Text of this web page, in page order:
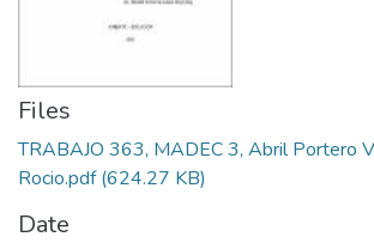
Files
TRABAJO 363, MADEC 3, Abril Portero
Rocio.pdf(624.27 KB)
Date